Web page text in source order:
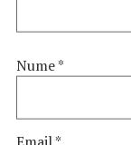
Nume*
Email*